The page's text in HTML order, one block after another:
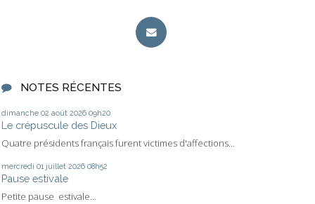
NOTES RÉCENTES
dimanche 02 août 2026 09h20
Le crépuscule des Dieux
Quatre présidents français furent victimes d'affections...
mercredi 01 juillet 2026 08h52
Pause estivale
Petite pause estivale...